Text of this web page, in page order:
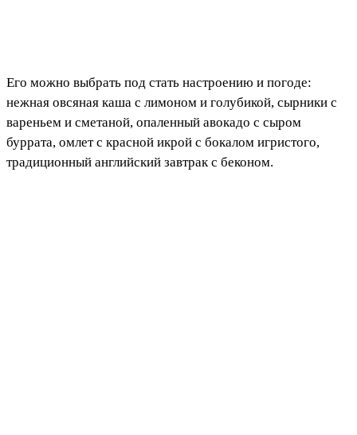
Его можно выбрать под стать настроению и погоде:
нежная овсяная каша с лимоном и голубикой, сырники с
вареньем и сметаной, опаленный авокадо с сыром
буррата, омлет с красной икрой с бокалом игристого,
традиционный английский завтрак с беконом.